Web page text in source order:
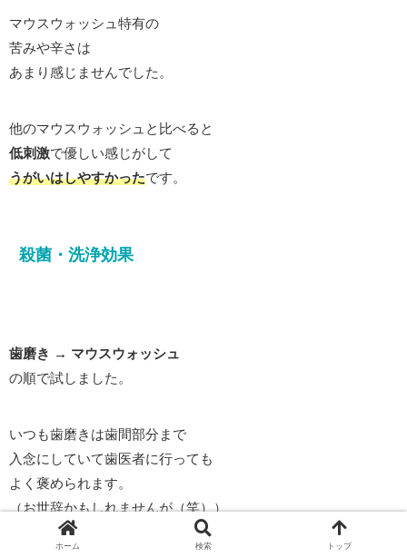
マウスウォッシュ特有の
苦みや辛さは
あまり感じませんでした。
他のマウスウォッシュと比べると
低刺激で優しい感じがして
うがいはしやすかったです。
殺菌・洗浄効果
歯磨き → マウスウォッシュ
の順で試しました。
いつも歯磨きは歯間部分まで
入念にしていて歯医者に行っても
よく褒められます。
（お世辞かもしれませんが（笑））
ホーム 検索 トップ